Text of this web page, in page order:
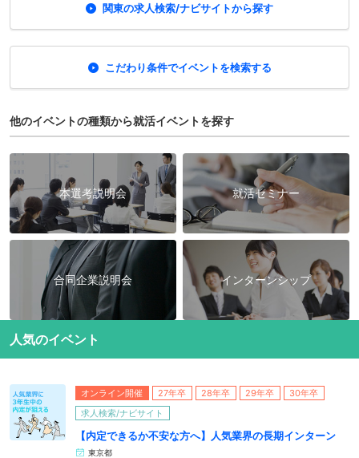
関東の求人検索/ナビサイトから探す
こだわり条件でイベントを検索する
他のイベントの種類から就活イベントを探す
本選考説明会 就活セミナー
合同企業説明会 インターンシップ
人気のイベント
オンライン開催 27年卒 28年卒 29年卒
30年卒
求人検索/ナビサイト
【内定できるか不安な方へ】人気業界の長期インターン
東京都